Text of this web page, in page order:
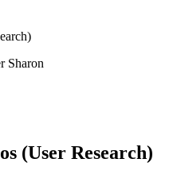
Sharon
(User Research)